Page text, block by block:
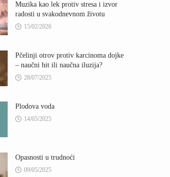
Muzika kao lek protiv stresa i izvor
radosti u svakodnevnom životu
15/02/2026
Pčelinji otrov protiv karcinoma dojke
– naučni hit ili naučna iluzija?
28/07/2025
Plodova voda
14/05/2025
Opasnosti u trudnoći
09/05/2025